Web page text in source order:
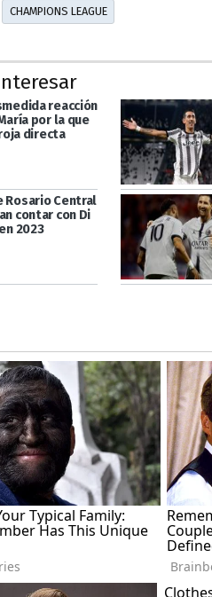
CHAMPIONS LEAGUE
reacción
por la que
directa
Rosario Central
contar con Di
2023